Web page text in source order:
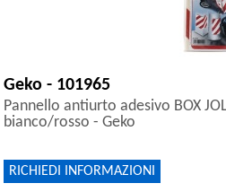
Geko - 101965
Pannello antiurto adesivo BOX
bianco/rosso - Geko
RICHIEDI INFORMAZIONI